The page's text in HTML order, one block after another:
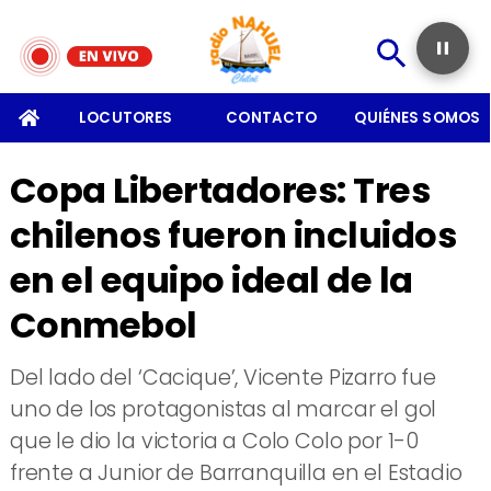
LOCUTORES CONTACTO QUIÉNES SOMOS
Copa Libertadores: Tres
chilenos fueron incluidos
en el equipo ideal de la
Conmebol
​Del lado del ‘Cacique’, Vicente Pizarro fue
uno de los protagonistas al marcar el gol
que le dio la victoria a Colo Colo por 1-0
frente a Junior de Barranquilla en el Estadio